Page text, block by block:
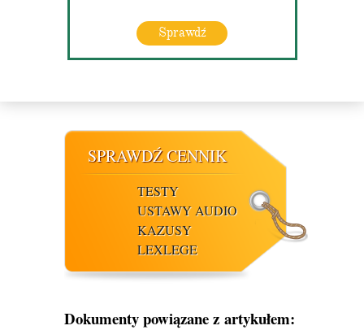
Sprawdź
SPRAWDŹ CENNIK
TESTY
USTAWY AUDIO
KAZUSY
LEXLEGE
Dokumenty powiązane z artykułem: